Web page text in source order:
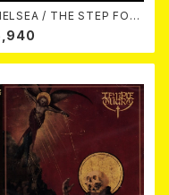
/ THE STEP FOR
YEARS 1977-82 4CD